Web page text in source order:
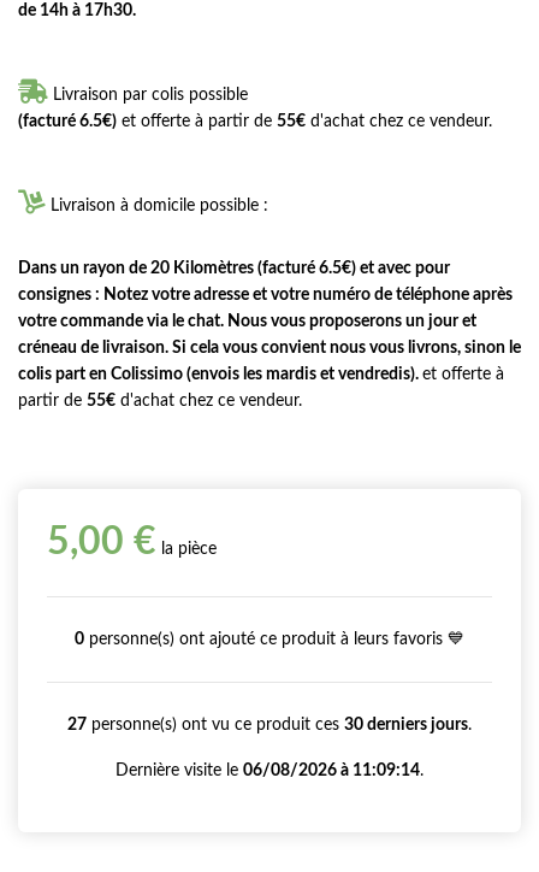
de 14h à 17h30.
 Livraison par colis possible
(facturé 6.5€) et offerte à partir de 55€ d'achat chez ce vendeur.
 Livraison à domicile possible :
Dans un rayon de 20 Kilomètres (facturé 6.5€) et avec pour
consignes : Notez votre adresse et votre numéro de téléphone après
votre commande via le chat. Nous vous proposerons un jour et
créneau de livraison. Si cela vous convient nous vous livrons, sinon le
colis part en Colissimo (envois les mardis et vendredis). et offerte à
partir de 55€ d'achat chez ce vendeur.
5,00 € la pièce
0 personne(s) ont ajouté ce produit à leurs favoris 💙
27 personne(s) ont vu ce produit ces 30 derniers jours.
Dernière visite le 06/08/2026 à 11:09:14.